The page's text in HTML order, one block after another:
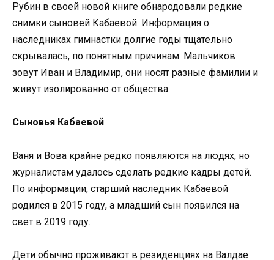
Рубин в своей новой книге обнародовали редкие
снимки сыновей Кабаевой. Информация о
наследниках гимнастки долгие годы тщательно
скрывалась, по понятным причинам. Мальчиков
зовут Иван и Владимир, они носят разные фамилии и
живут изолированно от общества.
Сыновья Кабаевой
Ваня и Вова крайне редко появляются на людях, но
журналистам удалось сделать редкие кадры детей.
По информации, старший наследник Кабаевой
родился в 2015 году, а младший сын появился на
свет в 2019 году.
Дети обычно проживают в резиденциях на Валдае